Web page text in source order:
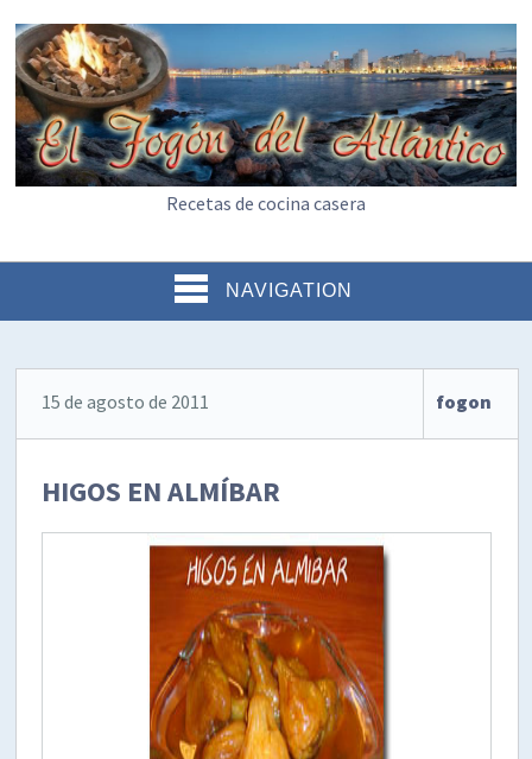
Recetas de cocina casera
NAVIGATION
15 de agosto de 2011 fogon
HIGOS EN ALMÍBAR